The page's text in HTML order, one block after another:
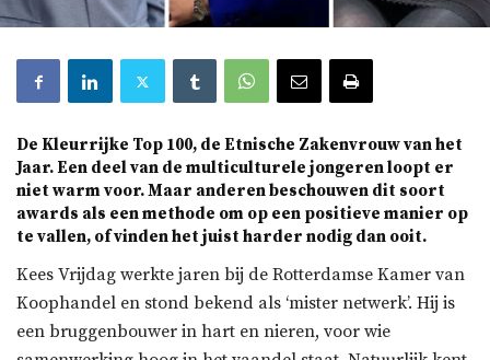
De Kleurrijke Top 100, de Etnische Zakenvrouw van het
Jaar. Een deel van de multiculturele jongeren loopt er
niet warm voor. Maar anderen beschouwen dit soort
awards als een methode om op een positieve manier op
te vallen, of vinden het juist harder nodig dan ooit.
Kees Vrijdag werkte jaren bij de Rotterdamse Kamer van
Koophandel en stond bekend als ‘mister netwerk’. Hij is
een bruggenbouwer in hart en nieren, voor wie